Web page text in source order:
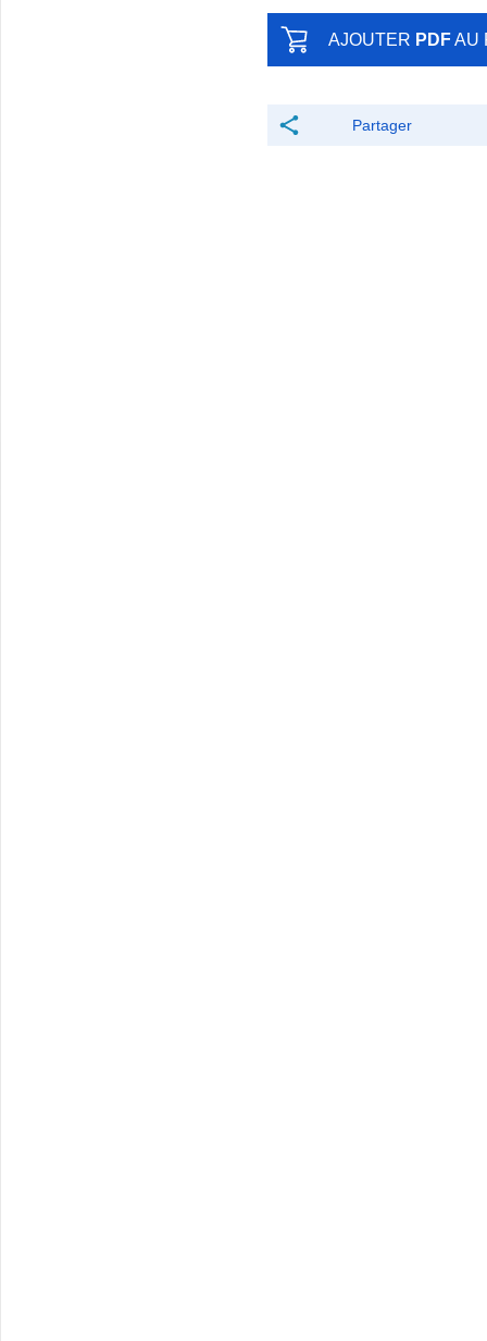
AJOUTER PDFAU
Partager